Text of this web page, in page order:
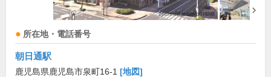
所在地・電話番号
朝日通駅
鹿児島県鹿児島市泉町16-1 [地図]